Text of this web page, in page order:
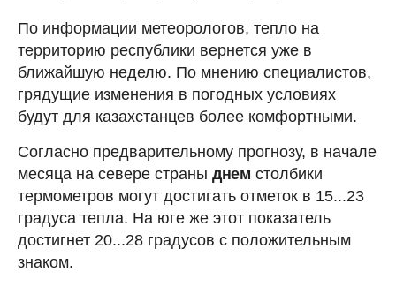
По информации метеорологов, тепло на
территорию республики вернется уже в
ближайшую неделю. По мнению специалистов,
грядущие изменения в погодных условиях
будут для казахстанцев более комфортными.
Согласно предварительному прогнозу, в начале
месяца на севере страны днем столбики
термометров могут достигать отметок в 15...23
градуса тепла. На юге же этот показатель
достигнет 20...28 градусов с положительным
знаком.